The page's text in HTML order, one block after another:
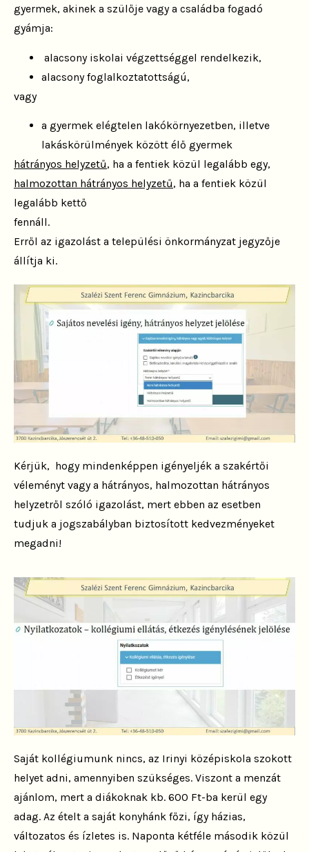
gyermek, akinek a szülője vagy a családba fogadó
gyámja:
alacsony iskolai végzettséggel rendelkezik,
alacsony foglalkoztatottságú,
vagy
a gyermek elégtelen lakókörnyezetben, illetve
lakáskörülmények között élő gyermek
hátrányos helyzetű, ha a fentiek közül legalább egy,
halmozottan hátrányos helyzetű, ha a fentiek közül
legalább kettő
fennáll.
Erről az igazolást a települési önkormányzat jegyzője
állítja ki.
Kérjük, hogy mindenképpen igényeljék a szakértői
véleményt vagy a hátrányos, halmozottan hátrányos
helyzetről szóló igazolást, mert ebben az esetben
tudjuk a jogszabályban biztosított kedvezményeket
megadni!
Saját kollégiumunk nincs, az Irinyi középiskola szokott
helyet adni, amennyiben szükséges. Viszont a menzát
ajánlom, mert a diákoknak kb. 600 Ft-ba kerül egy
adag. Az ételt a saját konyhánk főzi, így házias,
változatos és ízletes is. Naponta kétféle második közül